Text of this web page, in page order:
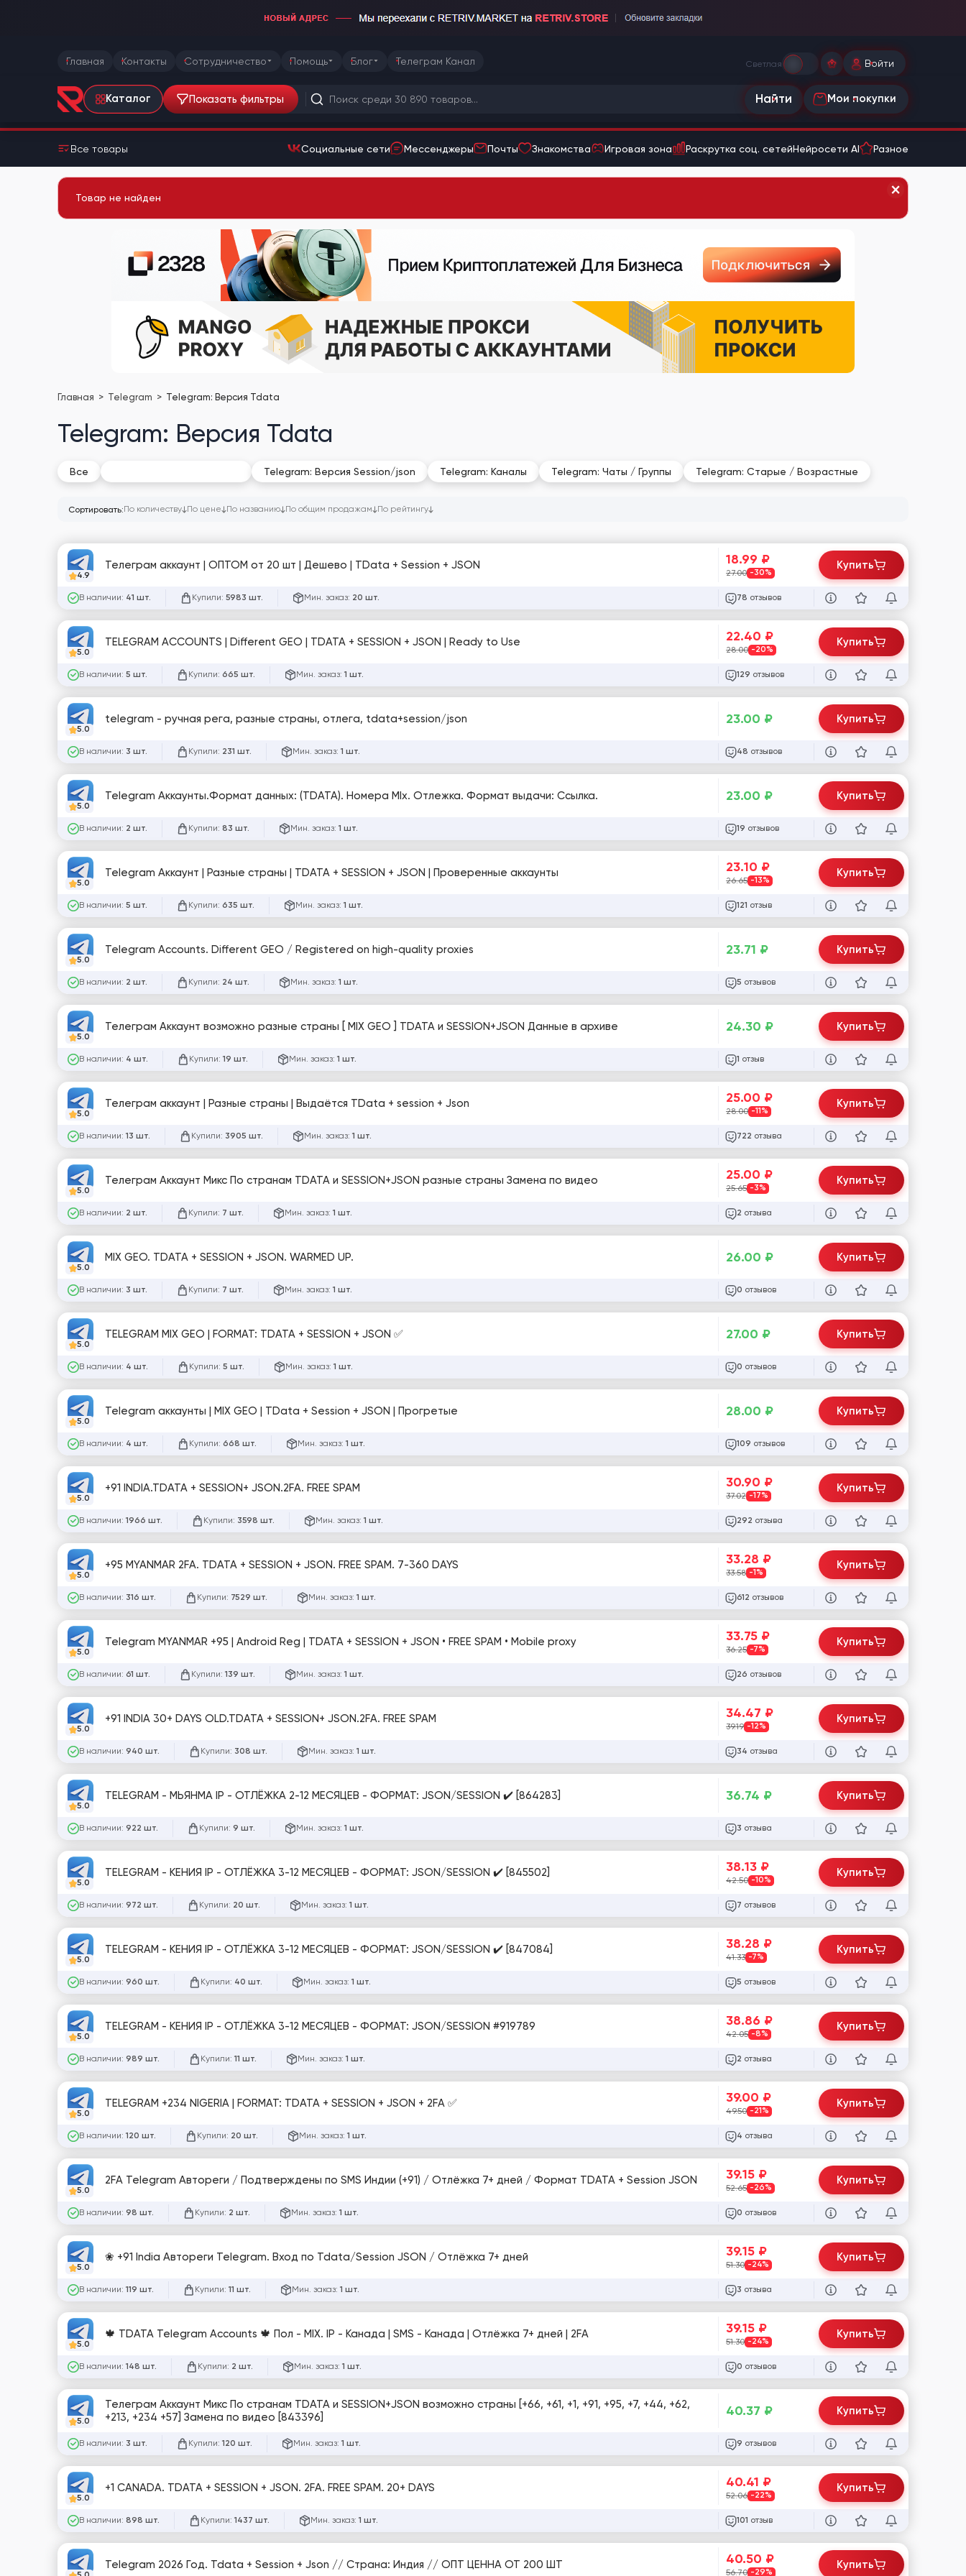
Главная Контакты Сотрудничество Помощь Блог Телеграм Канал Светлая Войти
Каталог Показать фильтры Найти Мои покупки
Все товары Социальные сети Мессенджеры Почты Знакомства Игровая зона Раскрутка соц. сетейНейросети AI Разное
Товар не найден
Главная Telegram Telegram: Версия Tdata
Telegram: Версия Tdata
Все Telegram: Версия Session/json Telegram: Каналы Telegram: Чаты / Группы Telegram: Старые / Возрастные
Сортировать:По количеству По цене По названию По общим продажам По рейтингу
4.9
Телеграм аккаунт | ОПТОМ от 20 шт | Дешево | TData + Session + JSON
В наличии: 41 шт. Купили: 5983 шт. Мин. заказ: 20 шт.
18.99 ₽
27.00 -30%
78 отзывов
Купить
5.0
TELEGRAM ACCOUNTS | Different GEO | TDATA + SESSION + JSON | Ready to Use
В наличии: 5 шт. Купили: 665 шт. Мин. заказ: 1 шт.
22.40 ₽
28.00 -20%
129 отзывов
Купить
5.0
telegram - ручная рега, разные страны, отлега, tdata+session/json
В наличии: 3 шт. Купили: 231 шт. Мин. заказ: 1 шт.
23.00 ₽
48 отзывов
Купить
5.0
Telegram Аккаунты.Формат данных: (TDATA). Номера MIx. Отлежка. Формат выдачи: Ссылка.
В наличии: 2 шт. Купили: 83 шт. Мин. заказ: 1 шт.
23.00 ₽
19 отзывов
Купить
5.0
Telegram Аккаунт | Разные страны | TDATA + SESSION + JSON | Проверенные аккаунты
В наличии: 5 шт. Купили: 635 шт. Мин. заказ: 1 шт.
23.10 ₽
26.65 -13%
121 отзыв
Купить
5.0
Telegram Accounts. Different GEO / Registered on high-quality proxies
В наличии: 2 шт. Купили: 24 шт. Мин. заказ: 1 шт.
23.71 ₽
5 отзывов
Купить
5.0
Телеграм Аккаунт возможно разные страны [ MIX GEO ] TDATA и SESSION+JSON Данные в архиве
В наличии: 4 шт. Купили: 19 шт. Мин. заказ: 1 шт.
24.30 ₽
1 отзыв
Купить
5.0
Телеграм аккаунт | Разные страны | Выдаётся TData + session + Json
В наличии: 13 шт. Купили: 3905 шт. Мин. заказ: 1 шт.
25.00 ₽
28.00 -11%
722 отзыва
Купить
5.0
Телеграм Аккаунт Микс По странам TDATA и SESSION+JSON разные страны Замена по видео
В наличии: 2 шт. Купили: 7 шт. Мин. заказ: 1 шт.
25.00 ₽
25.65 -3%
2 отзыва
Купить
5.0
MIX GEO. TDATA + SESSION + JSON. WARMED UP.
В наличии: 3 шт. Купили: 7 шт. Мин. заказ: 1 шт.
26.00 ₽
0 отзывов
Купить
5.0
TELEGRAM MIX GEO | FORMAT: TDATA + SESSION + JSON ✅
В наличии: 4 шт. Купили: 5 шт. Мин. заказ: 1 шт.
27.00 ₽
0 отзывов
Купить
5.0
Telegram аккаунты | MIX GEO | TData + Session + JSON | Прогретые
В наличии: 4 шт. Купили: 668 шт. Мин. заказ: 1 шт.
28.00 ₽
109 отзывов
Купить
5.0
+91 INDIA.TDATA + SESSION+ JSON.2FA. FREE SPAM
В наличии: 1966 шт. Купили: 3598 шт. Мин. заказ: 1 шт.
30.90 ₽
37.02 -17%
292 отзыва
Купить
5.0
+95 MYANMAR 2FA. TDATA + SESSION + JSON. FREE SPAM. 7-360 DAYS
В наличии: 316 шт. Купили: 7529 шт. Мин. заказ: 1 шт.
33.28 ₽
33.58 -1%
612 отзывов
Купить
5.0
Telegram MYANMAR +95 | Android Reg | TDATA + SESSION + JSON • FREE SPAM • Mobile proxy
В наличии: 61 шт. Купили: 139 шт. Мин. заказ: 1 шт.
33.75 ₽
36.25 -7%
26 отзывов
Купить
5.0
+91 INDIA 30+ DAYS OLD.TDATA + SESSION+ JSON.2FA. FREE SPAM
В наличии: 940 шт. Купили: 308 шт. Мин. заказ: 1 шт.
34.47 ₽
39.19 -12%
34 отзыва
Купить
5.0
TELEGRAM - МЬЯНМА IP - ОТЛЁЖКА 2-12 МЕСЯЦЕВ - ФОРМАТ: JSON/SESSION ✔️ [864283]
В наличии: 922 шт. Купили: 9 шт. Мин. заказ: 1 шт.
36.74 ₽
3 отзыва
Купить
5.0
TELEGRAM - КЕНИЯ IP - ОТЛЁЖКА 3-12 МЕСЯЦЕВ - ФОРМАТ: JSON/SESSION ✔️ [845502]
В наличии: 972 шт. Купили: 20 шт. Мин. заказ: 1 шт.
38.13 ₽
42.50 -10%
7 отзывов
Купить
5.0
TELEGRAM - КЕНИЯ IP - ОТЛЁЖКА 3-12 МЕСЯЦЕВ - ФОРМАТ: JSON/SESSION ✔️ [847084]
В наличии: 960 шт. Купили: 40 шт. Мин. заказ: 1 шт.
38.28 ₽
41.33 -7%
5 отзывов
Купить
5.0
TELEGRAM - КЕНИЯ IP - ОТЛЁЖКА 3-12 МЕСЯЦЕВ - ФОРМАТ: JSON/SESSION #919789
В наличии: 989 шт. Купили: 11 шт. Мин. заказ: 1 шт.
38.86 ₽
42.05 -8%
2 отзыва
Купить
5.0
TELEGRAM +234 NIGERIA | FORMAT: TDATA + SESSION + JSON + 2FA ✅
В наличии: 120 шт. Купили: 20 шт. Мин. заказ: 1 шт.
39.00 ₽
49.50 -21%
4 отзыва
Купить
5.0
2FA Telegram Автореги / Подтверждены по SMS Индии (+91) / Отлёжка 7+ дней / Формат TDATA + Session JSON
В наличии: 98 шт. Купили: 2 шт. Мин. заказ: 1 шт.
39.15 ₽
52.65 -26%
0 отзывов
Купить
5.0
❀ +91 India Автореги Telegram. Вход по Tdata/Session JSON / Отлёжка 7+ дней
В наличии: 119 шт. Купили: 11 шт. Мин. заказ: 1 шт.
39.15 ₽
51.30 -24%
3 отзыва
Купить
5.0
🍁 TDATA Telegram Accounts 🍁 Пол - MIX. IP - Канада | SMS - Канада | Отлёжка 7+ дней | 2FA
В наличии: 148 шт. Купили: 2 шт. Мин. заказ: 1 шт.
39.15 ₽
51.30 -24%
0 отзывов
Купить
5.0
Телеграм Аккаунт Микс По странам TDATA и SESSION+JSON возможно страны [+66, +61, +1, +91, +95, +7, +44, +62,
+213, +234 +57] Замена по видео [843396]
В наличии: 3 шт. Купили: 120 шт. Мин. заказ: 1 шт.
40.37 ₽
9 отзывов
Купить
5.0
+1 CANADA. TDATA + SESSION + JSON. 2FA. FREE SPAM. 20+ DAYS
В наличии: 898 шт. Купили: 1437 шт. Мин. заказ: 1 шт.
40.41 ₽
52.06 -22%
101 отзыв
Купить
Telegram 2026 Год. Tdata + Session + Json // Страна: Индия // ОПТ ЦЕННА ОТ 200 ШТ 40.50 ₽
56.70 -29%
Купить